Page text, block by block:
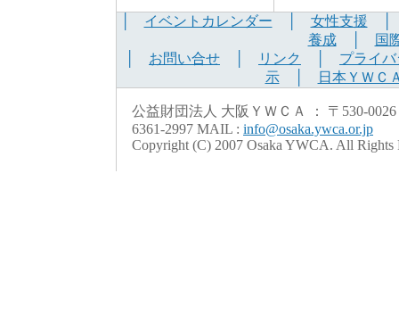
イベントカレンダー 女性支援
養成│
国
お問い合せ リンク
プライ
示│ 日本ＹＷＣ
公益財団法人 大阪ＹＷＣＡ ： 〒530-
6361-2997 MAIL : info@osaka.ywca.or.jp
Copyright (C) 2007 Osaka YWCA. All Rights